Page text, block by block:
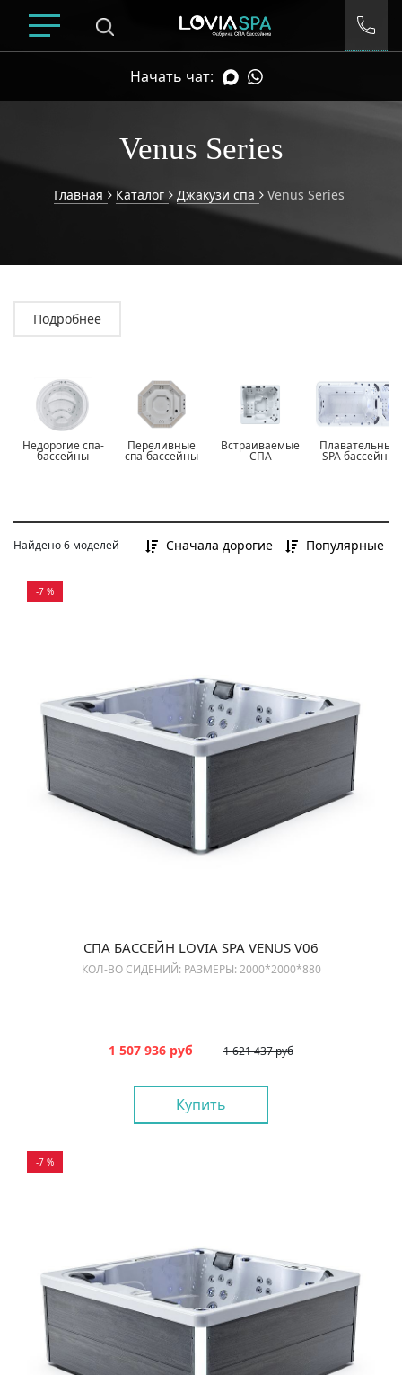
Начать чат:
Venus Series
Главная Каталог Джакузи спа Venus Series
Умный подбор спа
Все
до 400 000 Р
от 400 000 Р до 700 000 Р
от 700 000 Р и более
Подробнее
Недорогие спа-
бассейны
Переливные
спа-бассейны
Встраиваемые
СПА
Плавательные
SPA бассейны
Найдено 6 моделей Сначала дорогие Популярные
-7 %
СПА БАССЕЙН LOVIA SPA VENUS V06
КОЛ-ВО СИДЕНИЙ: РАЗМЕРЫ: 2000*2000*880
1 621 437 руб
1 507 936 руб
Купить
-7 %